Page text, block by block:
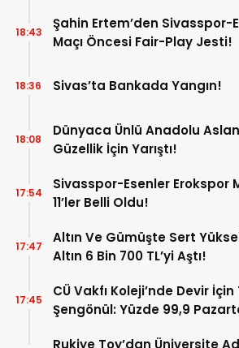
Şahin Ertem’den Sivasspor-
Maçı Öncesi Fair-Play Jesti!
18:43
Sivas’ta Bankada Yangın!
18:36
Dünyaca Ünlü Anadolu
Güzellik İçin Yarıştı!
18:08
Sivasspor-Esenler Erokspor
11’ler Belli Oldu!
17:54
Altın Ve Gümüşte Sert
Altın 6 Bin 700 TL’yi Aştı!
17:47
CÜ Vakfı Koleji’nde Devir
Şengönül: Yüzde 99,9
17:45
Rukiye Toy’dan Üniversite